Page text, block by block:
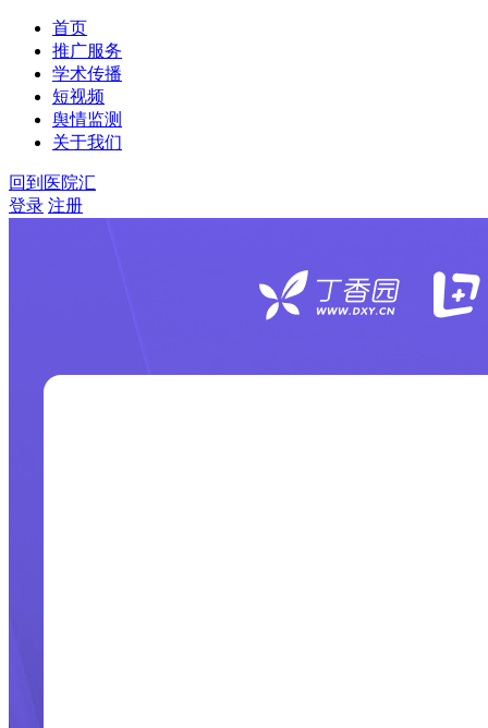
首页
推广服务
学术传播
短视频
舆情监测
关于我们
回到医院汇
登录 注册